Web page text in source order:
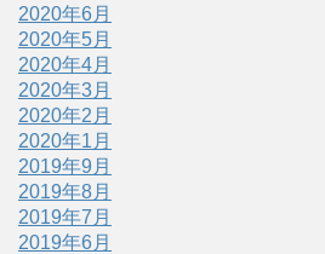
2020年6月
2020年5月
2020年4月
2020年3月
2020年2月
2020年1月
2019年9月
2019年8月
2019年7月
2019年6月